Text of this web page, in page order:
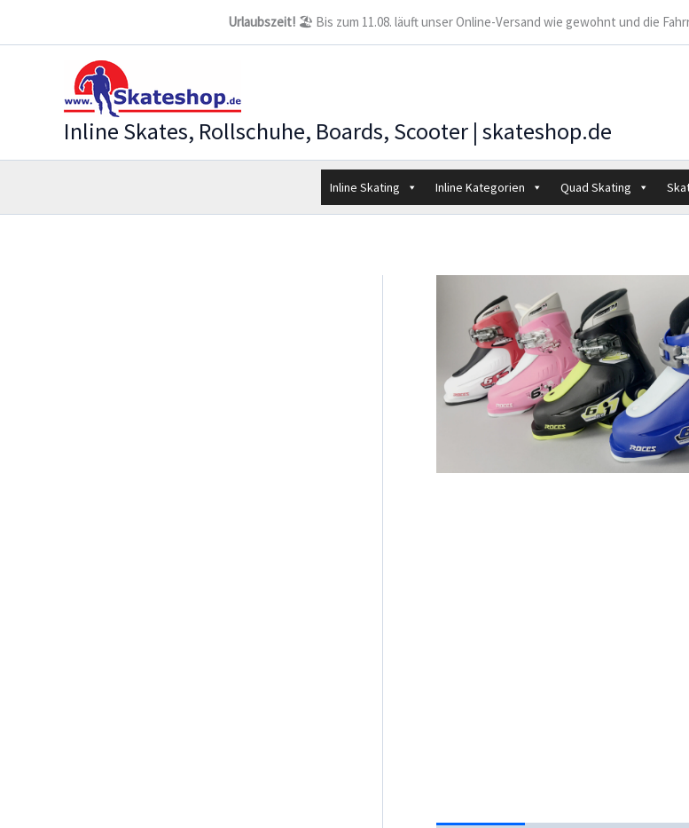
Urlaubszeit! 🏖️ Bis zum 11.08. läuft unser Online-Versand wie gewohnt und die
Inline Skates, Rollschuhe, Boards, Scooter | skateshop.de
Inline Skating Inline Kategorien Quad Skating